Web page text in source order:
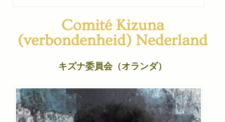
Comité Kizuna
(verbondenheid) Nederland
キズナ委員会（オランダ）​